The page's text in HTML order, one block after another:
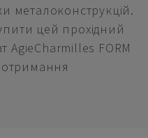
металоконструкцій.
цей прохідний
AgieCharmilles FORM